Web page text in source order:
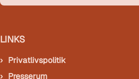
LINKS
Privatlivspolitik
Presserum